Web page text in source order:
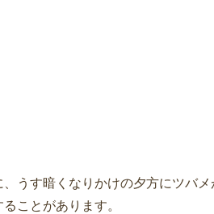
うす暗くなりかけの夕方にツバ
ことがあります。